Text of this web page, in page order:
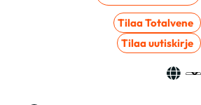
Tilaa Totalvene
Tilaa uutiskirje